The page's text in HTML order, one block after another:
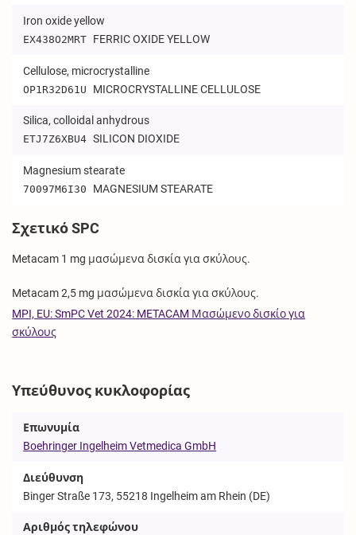
Iron oxide yellow
EX438O2MRT FERRIC OXIDE YELLOW
Cellulose, microcrystalline
OP1R32D61U MICROCRYSTALLINE CELLULOSE
Silica, colloidal anhydrous
ETJ7Z6XBU4SILICON DIOXIDE
Magnesium stearate
70097M6I30 MAGNESIUM STEARATE
Σχετικό SPC
Metacam 1 mg μασώμενα δισκία για σκύλους.
Metacam 2,5 mg μασώμενα δισκία για σκύλους.
MPI, EU: SmPC Vet 2024: METACAM Μασώμενο δισκίο για
σκύλους
Υπεύθυνος κυκλοφορίας
Επωνυμία
Boehringer Ingelheim Vetmedica GmbH
Διεύθυνση
Binger Straße 173, 55218 Ingelheim am Rhein (DE)
Αριθμός τηλεφώνου